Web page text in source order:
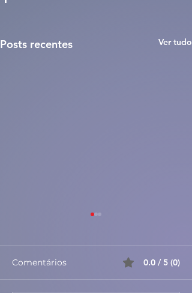
Posts recentes Ver tudo
Comentários 0.0 / 5 (0)